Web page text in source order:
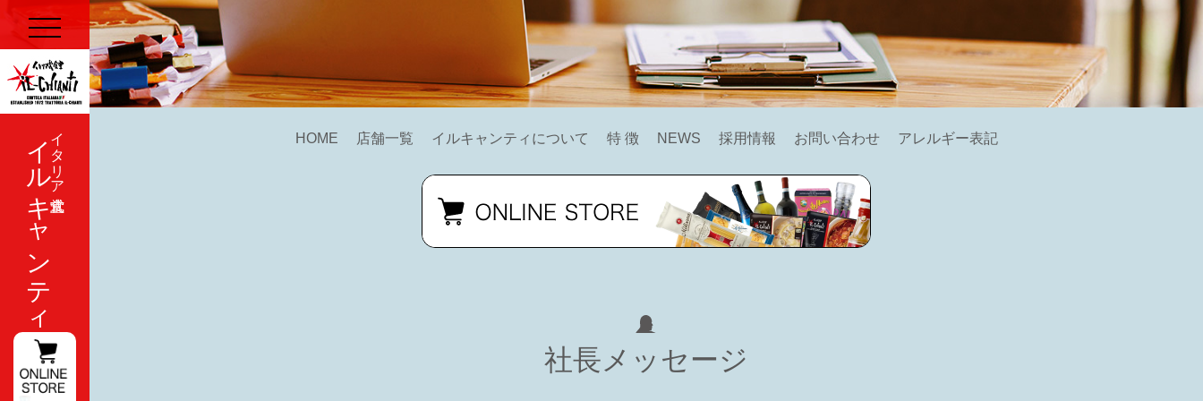
イタリア式食堂
イルキャンティ HOME 店舗一覧 イルキャンティについて 特 徴 NEWS 採用情報 お問い合わせ アレルギー表記
社長メッセージ